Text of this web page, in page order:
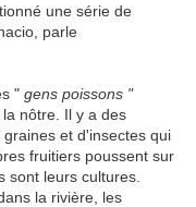
une série de
parle
" gens poissons "
nôtre. Il y a des
et d'insectes qui
fruitiers poussent sur
sont leurs cultures.
la rivière, les